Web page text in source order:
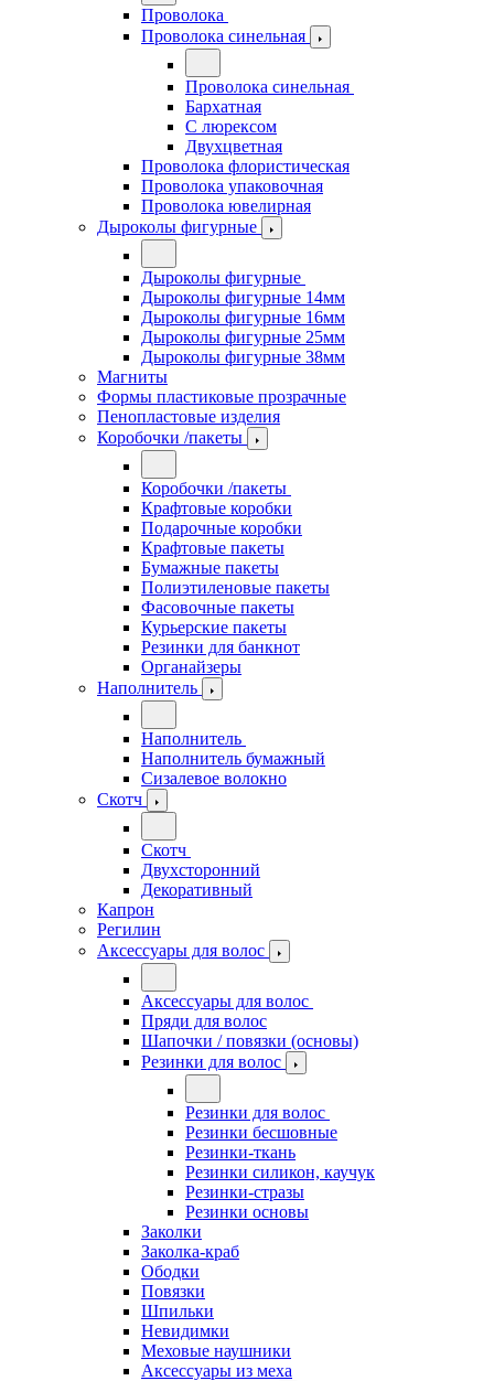
Проволока
Проволока синельная
Проволока синельная
Бархатная
С люрексом
Двухцветная
Проволока флористическая
Проволока упаковочная
Проволока ювелирная
Дыроколы фигурные
Дыроколы фигурные
Дыроколы фигурные 14мм
Дыроколы фигурные 16мм
Дыроколы фигурные 25мм
Дыроколы фигурные 38мм
Магниты
Формы пластиковые прозрачные
Пенопластовые изделия
Коробочки /пакеты
Коробочки /пакеты
Крафтовые коробки
Подарочные коробки
Крафтовые пакеты
Бумажные пакеты
Полиэтиленовые пакеты
Фасовочные пакеты
Курьерские пакеты
Резинки для банкнот
Органайзеры
Наполнитель
Наполнитель
Наполнитель бумажный
Сизалевое волокно
Скотч
Скотч
Двухсторонний
Декоративный
Капрон
Регилин
Аксессуары для волос
Аксессуары для волос
Пряди для волос
Шапочки / повязки (основы)
Резинки для волос
Резинки для волос
Резинки бесшовные
Резинки-ткань
Резинки силикон, каучук
Резинки-стразы
Резинки основы
Заколки
Заколка-краб
Ободки
Повязки
Шпильки
Невидимки
Меховые наушники
Аксессуары из меха